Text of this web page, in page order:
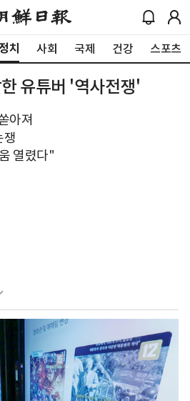
치 사회 국제 건강 스포츠
유튜버 '역사전쟁'
아져
쟁
열렸다"